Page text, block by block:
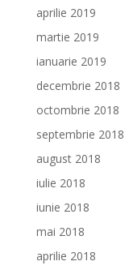
aprilie 2019
martie 2019
ianuarie 2019
decembrie 2018
octombrie 2018
septembrie 2018
august 2018
iulie 2018
iunie 2018
mai 2018
aprilie 2018